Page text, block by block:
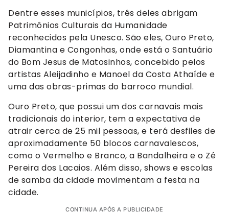
Dentre esses municípios, três deles abrigam
Patrimônios Culturais da Humanidade
reconhecidos pela Unesco. São eles, Ouro Preto,
Diamantina e Congonhas, onde está o Santuário
do Bom Jesus de Matosinhos, concebido pelos
artistas Aleijadinho e Manoel da Costa Athaíde e
uma das obras-primas do barroco mundial.
Ouro Preto, que possui um dos carnavais mais
tradicionais do interior, tem a expectativa de
atrair cerca de 25 mil pessoas, e terá desfiles de
aproximadamente 50 blocos carnavalescos,
como o Vermelho e Branco, a Bandalheira e o Zé
Pereira dos Lacaios. Além disso, shows e escolas
de samba da cidade movimentam a festa na
cidade.
CONTINUA APÓS A PUBLICIDADE